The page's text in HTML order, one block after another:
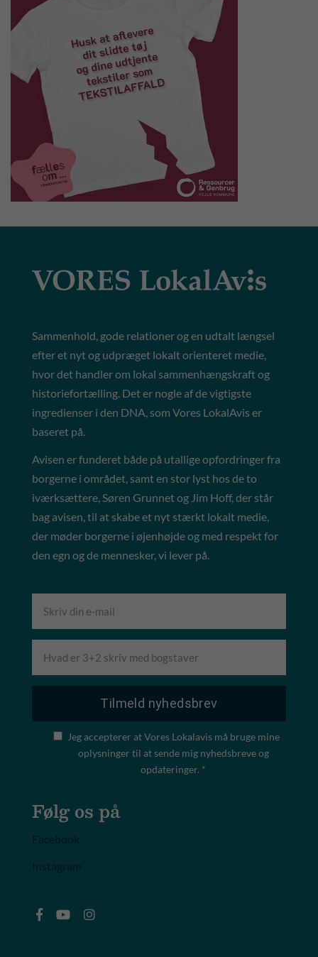
Sammenhold, gode relationer og en udtalt længsel
efter et nyt og udpræget lokalt orienteret medie,
hvor det handler om lokal sammenhængskraft og
historiefortælling. Det er nogle af de vigtigste
ingredienser i den DNA, som Vores LokalAvis er
baseret på.
Avisen er funderet både på utallige opfordringer fra
borgerne i området, samt en stor lyst hos de to
iværksættere, Søren Grunnet og Jim Hoff, der står
bag avisen, til at skabe et nyt stærkt lokalt medie,
der møder borgerne i øjenhøjde og med respekt for
den egn og de mennesker, vi lever på.
Jeg accepterer at Vores Lokalavis må bruge mine
oplysninger til at sende mig nyhedsbreve og
opdateringer. *
Følg os på